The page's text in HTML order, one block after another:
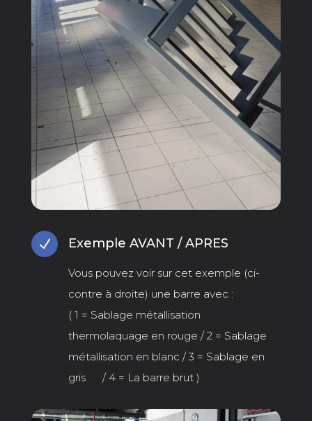
N Exemple AVANT / APRES
Vous pouvez voir sur cet exemple (ci-
contre à droite) une barre avec :
( 1 = Sablage métallisation
thermolaquage en rouge / 2 = Sablage
métallisation en blanc / 3 = Sablage en
gris / 4 = La barre brut )